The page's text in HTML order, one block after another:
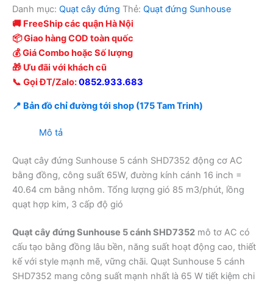
Danh mục: Quạt cây đứng Thẻ: Quạt đứng Sunhouse
🚚 FreeShip các quận Hà Nội
📦 Giao hàng COD toàn quốc
💰 Giá Combo hoặc Số lượng
🎁 Ưu đãi với khách cũ
📞 Gọi ĐT/Zalo:0852.933.683
📍 Bản đồ chỉ đường tới shop (175 Tam Trinh)
Mô tả
Quạt cây đứng Sunhouse 5 cánh SHD7352 động cơ AC
bằng đồng, công suất 65W, đường kính cánh 16 inch =
40.64 cm bằng nhôm. Tổng lượng gió 85 m3/phút, lồng
quạt hợp kim, 3 cấp độ gió
Quạt cây đứng Sunhouse 5 cánh SHD7352 mô tơ AC có
cấu tạo bằng đồng lâu bền, năng suất hoạt động cao, thiết
kế với style mạnh mẽ, vững chãi. Quạt Sunhouse 5 cánh
SHD7352 mang công suất mạnh nhất là 65 W tiết kiệm chi